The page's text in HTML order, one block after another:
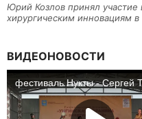
Юрий Козлов принял
хирургическим инновациям
ВИДЕОНОВОСТИ